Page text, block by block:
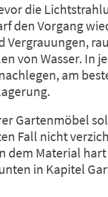
die
den Vorgang
Vergrauungen,
von Wasser. In
am
Gartenmöbel
Fall nicht
dem Material hart
in Kapitel